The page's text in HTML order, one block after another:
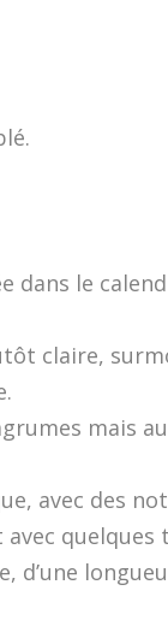
dans le
claire,
mais
avec des
quelques
d’une